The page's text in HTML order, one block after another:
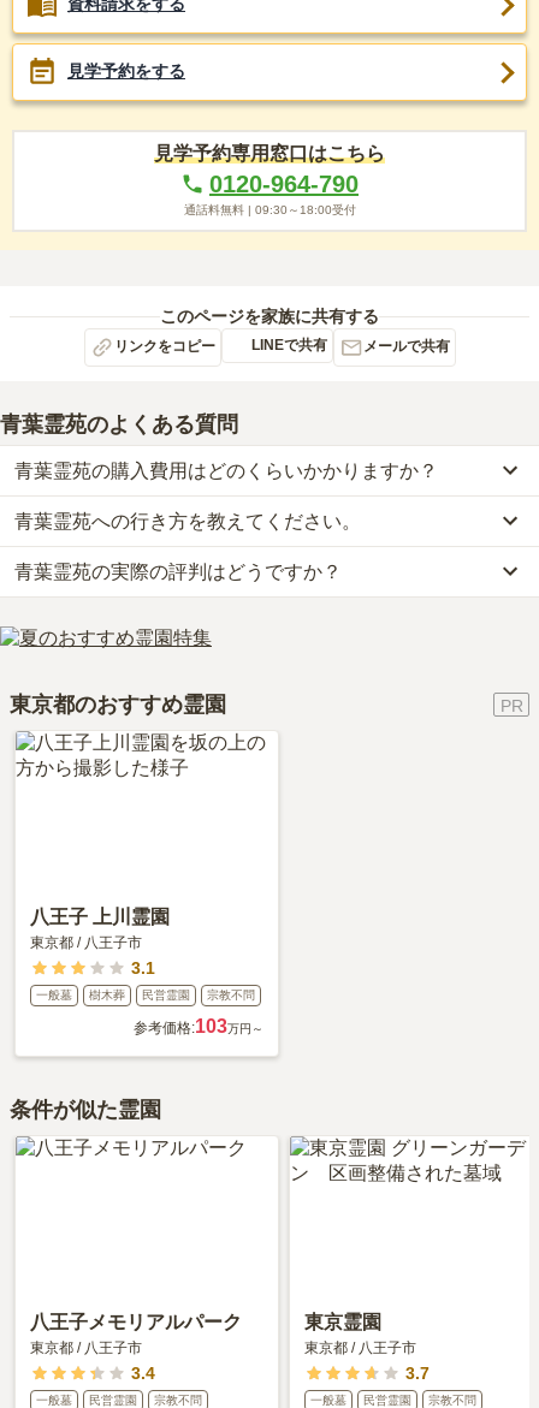
資料請求をする
見学予約をする
見学予約専用窓口はこちら
0120-964-790
通話料無料 | 09:30～18:00受付
このページを家族に共有する
リンクをコピー LINEで共有 メールで共有
青葉霊苑のよくある質問
青葉霊苑の購入費用はどのくらいかかりますか？
青葉霊苑では、一般墓が約69.6万円からお求めいただけます。
なお、青葉霊苑がある東京都の相場は、一般墓が約168万円（墓石
代別途）です。
お墓は、価格が高いものがよい、安いものが悪い、という訳ではあ
りません。大切なのは、ご家族が心から納得し、安心してお参りで
青葉霊苑への行き方を教えてください。
公共交通機関の場合、JR中央線・京王線「高尾駅」下車徒歩バス
「グリーンタウン高尾」・「宝生寺団地」行約8分「タウン入口バ
ス停」で下車 徒歩約3分です。
車の場合、圏央道「八王子西インター」から車で約5分です。
確認ください。
青葉霊苑の実際の評判はどうですか？
当サイトに寄せられた総合評価は、3.8点です。特に設備・環境が
高く評価されています。
園内でも花と線香は買えます。食事をするようなところは周辺には
ありませんが、管理事務所の二階が座敷の広間になっていて予約す
れば仕出しなどの食事会ができます。」といったお声をいただいて
おります。
東京都のおすすめ霊園
八王子 上川霊園
東京都 / 八王子市
3.1
一般墓 樹木葬 民営霊園 宗教不問
参考価格:103万円～
条件が似た霊園
八王子メモリアルパーク
東京都 / 八王子市
3.4
一般墓 民営霊園 宗教不問
東京霊園
東京都 / 八王子市
3.7
一般墓 民営霊園 宗教不問